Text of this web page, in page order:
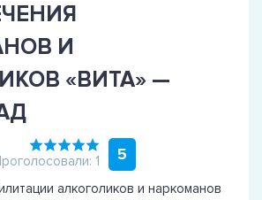
И
«ВИТА» —
1 5
алкоголиков и наркоманов